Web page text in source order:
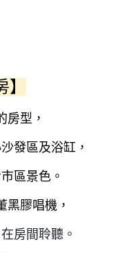
】
房型，
發區及浴缸，
區景色。
黑膠唱機，
房間聆聽。